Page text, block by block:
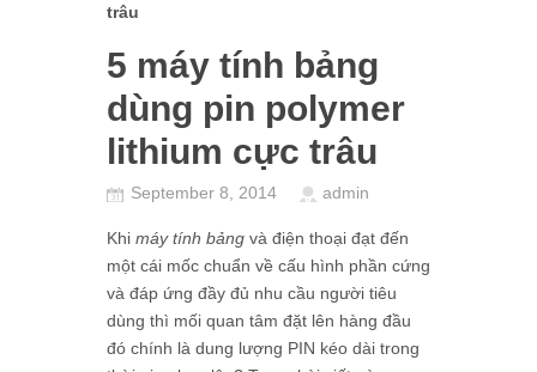
trâu
5 máy tính bảng
dùng pin polymer
lithium cực trâu
September 8, 2014 admin
Khi máy tính bảng và điện thoại đạt đến
một cái mốc chuẩn về cấu hình phần cứng
và đáp ứng đầy đủ nhu cầu người tiêu
dùng thì mối quan tâm đặt lên hàng đầu
đó chính là dung lượng PIN kéo dài trong